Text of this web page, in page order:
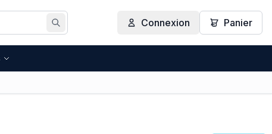
Rechercher
Connexion Panier